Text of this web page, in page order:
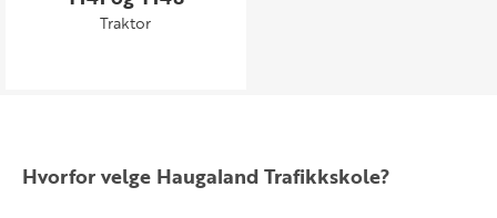
Traktor
Hvorfor velge Haugaland Trafikkskole?